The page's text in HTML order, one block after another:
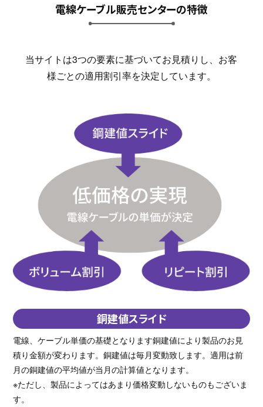
電線ケーブル販売センターの特徴
当サイトは3つの要素に基づいてお見積りし、お客
様ごとの適用割引率を決定しています。
銅建値スライド
電線、ケーブル単価の基礎となります銅建値により製品のお見
積り金額が変わります。銅建値は毎月変動致します。適用は前
月の銅建値の平均値が当月の計算値となります。
※ただし、製品によってはあまり価格変動しないものもございま
す。